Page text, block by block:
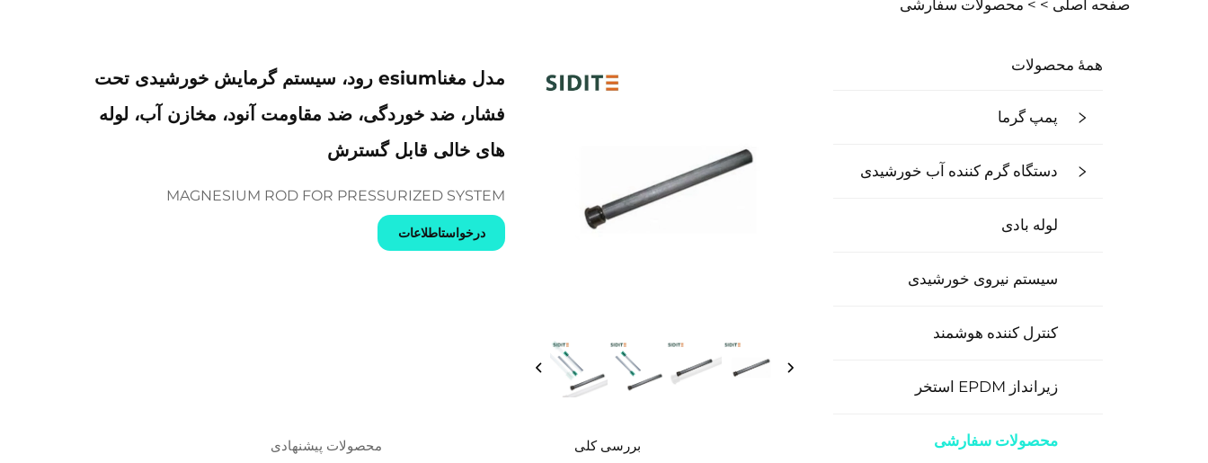
صفحه اصلی > > محصولات سفارشی
همهٔ محصولات
پمپ گرما
دستگاه گرم کننده آب خورشیدی
لوله بادی
سیستم نیروی خورشیدی
کنترل کننده هوشمند
زیرانداز EPDM استخر
محصولات سفارشی
مدل مغناesium رود، سیستم گرمایش خورشیدی تحت
فشار، ضد خوردگی، ضد مقاومت آنود، مخازن آب، لوله
های خالی قابل گسترش
MAGNESIUM ROD FOR PRESSURIZED SYSTEM
درخواستاطلاعات
بررسی کلی محصولات پیشنهادی